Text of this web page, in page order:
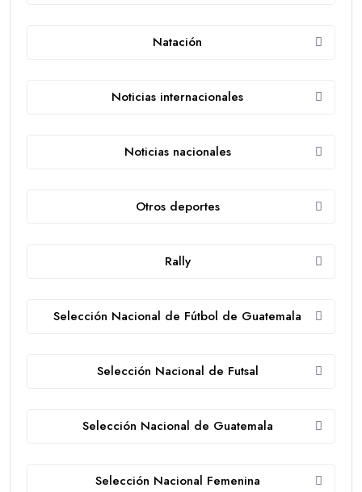
Natación
Noticias internacionales
Noticias nacionales
Otros deportes
Rally
Selección Nacional de Fútbol de Guatemala
Selección Nacional de Futsal
Selección Nacional de Guatemala
Selección Nacional Femenina